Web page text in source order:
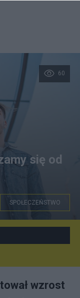
60
się od
SPOŁECZEŃSTWO
wzrost